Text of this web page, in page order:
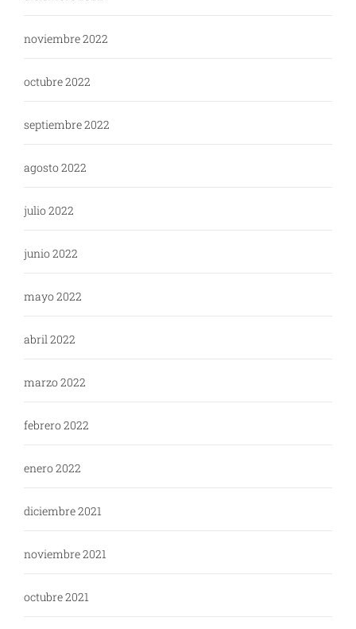
noviembre 2022
octubre 2022
septiembre 2022
agosto 2022
julio 2022
junio 2022
mayo 2022
abril 2022
marzo 2022
febrero 2022
enero 2022
diciembre 2021
noviembre 2021
octubre 2021